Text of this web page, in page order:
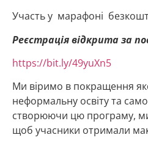
Участь у марафоні
Реєстрація відкрита за
https://bit.ly/49yuXn5
Ми віримо в покращення
неформальну освіту та
створюючи цю програму,
щоб учасники отримали